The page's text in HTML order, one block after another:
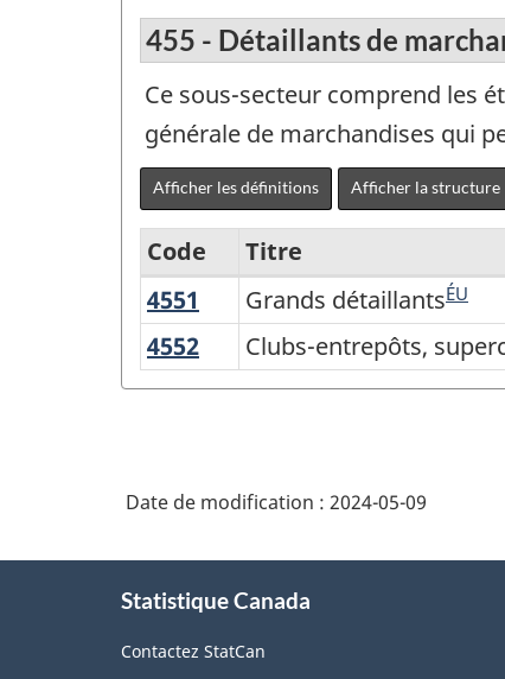
455 - Détaillants de
Ce sous-secteur comprend les
générale de marchandises qui
Afficher les définitions Afficher la structure
Variante
du
Système
des
l'Amérique
du
Code
Titre
4551
Grands
détaillants
Grands détaillantsÉU
4552 Clubs-
entrepôts,
détaillants
diverses
Clubs-entrepôts,
Date de modification : 2024-05-09
Statistique Canada
Contactez StatCan